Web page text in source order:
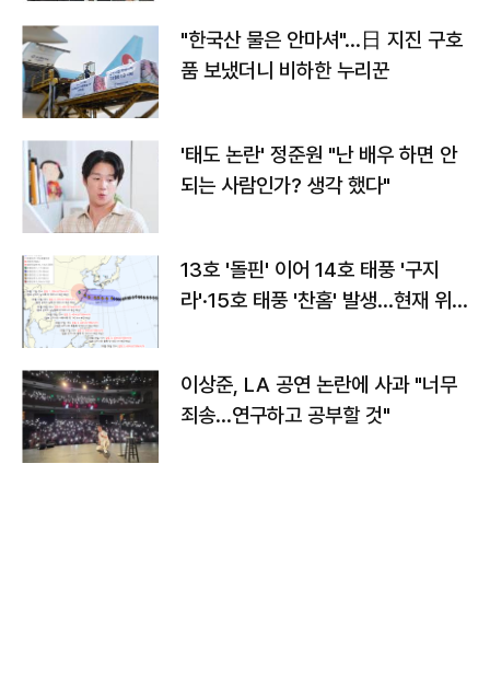
"한국산 물은 안마셔"…日 지진 구호
품 보냈더니 비하한 누리꾼
'태도 논란' 정준원 "난 배우 하면 안
되는 사람인가? 생각 했다"
13호 '돌핀' 이어 14호 태풍 '구지
라'·15호 태풍 '찬홈' 발생…현재 위
이상준, LA 공연 논란에 사과 "너무
죄송…연구하고 공부할 것"